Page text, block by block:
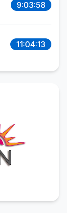
9:03:58
11:04:13